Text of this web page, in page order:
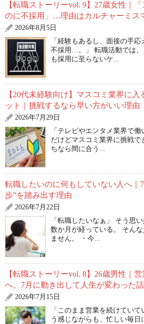
【転職ストーリーvol. 9】27歳女性｜
のに不採用」…理由はカルチャーミス
2026年8月5日
「経験もあるし、面接の手
不採用…。」 転職活動では
も採用に至らないケ...
【20代未経験向け】マスコミ業界に入
ット｜挑戦するなら早い方がいい理由
2026年7月29日
「テレビやエンタメ業界で
だけどマスコミ業界に挑戦で
ちなら間に合う...
転職したいのに何もしていない人へ｜
歩”を踏み出す理由
2026年7月22日
「転職したいなぁ」 そう思
数か月が経っている。 そん
ません。 ・今...
【転職ストーリーvol. 8】26歳男性｜
へ。7月に動き出して人生が変わった話
2026年7月15日
「このまま営業を続けてい
う感じながらも、忙しい毎